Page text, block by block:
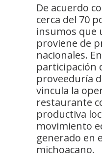
De acuerdo
cerca del 70
insumos que
proviene de
nacionales.
participación
proveeduría
vincula la
restaurante
productiva
movimiento
generado en
michoacano.